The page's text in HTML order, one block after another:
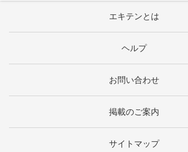
エキテンとは
ヘルプ
お問い合わせ
掲載のご案内
サイトマップ